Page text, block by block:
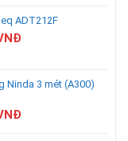
ADT212F
Ninda 3 mét (A300)